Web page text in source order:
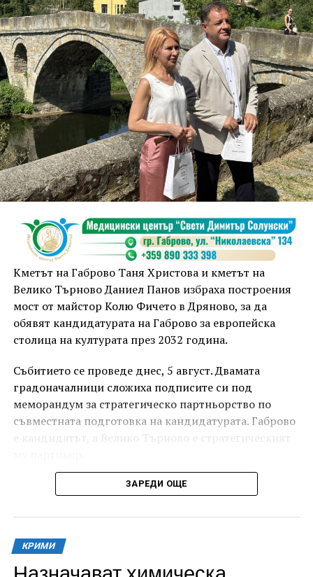
Кметът на Габрово Таня Христова и кметът на
Велико Търново Даниел Панов избраха построения
мост от майстор Колю Фичето в Дряново, за да
обявят кандидатурата на Габрово за европейска
столица на културата през 2032 година.
Събитието се проведе днес, 5 август. Двамата
градоначалници сложиха подписите си под
меморандум за стратегическо партньорство по
съвместната подготовка на кандидатурата. Габрово
е кандидатът, а Велико Търново е стратегическият
ЗАРЕДИ ОЩЕ
КРИМИ